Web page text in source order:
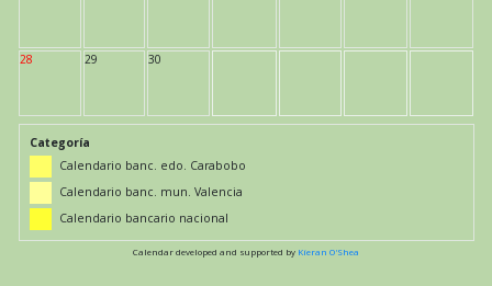
28 29 30
Categoría
Calendario banc. edo. Carabobo
Calendario banc. mun. Valencia
Calendario bancario nacional
Calendar developed and supported by Kieran O'Shea